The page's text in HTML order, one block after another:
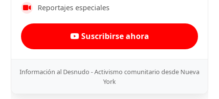
Reportajes especiales
Suscribirse ahora
Información al Desnudo - Activismo comunitario desde Nueva
York